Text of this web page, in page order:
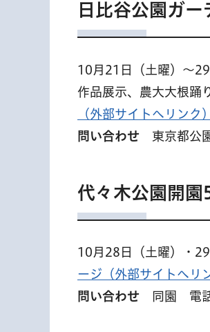
日比谷公園ガ
10月21日（土曜）〜
作品展示、農大大根踊
（外部サイトへリンク）
問い合わせ 東京都公
代々木公園開
10月28日（土曜）・
ージ（外部サイトへリ
問い合わせ 同園 電